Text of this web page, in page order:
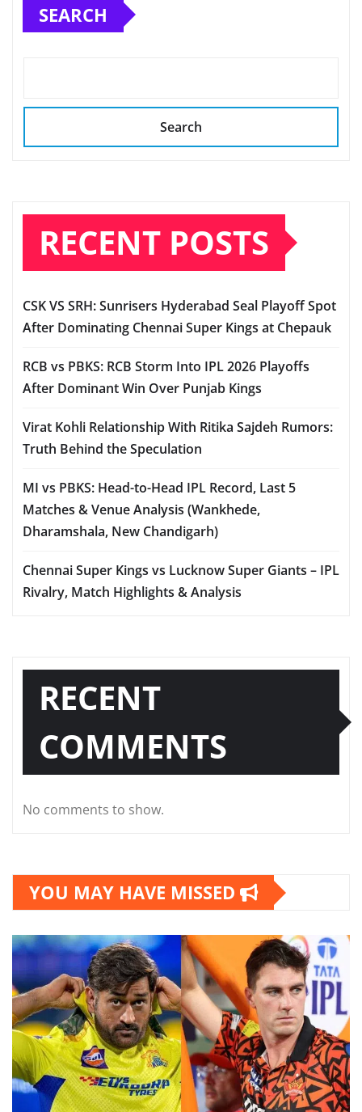
SEARCH
Search
RECENT POSTS
CSK VS SRH: Sunrisers Hyderabad Seal Playoff Spot
After Dominating Chennai Super Kings at Chepauk
RCB vs PBKS: RCB Storm Into IPL 2026 Playoffs
After Dominant Win Over Punjab Kings
Virat Kohli Relationship With Ritika Sajdeh Rumors:
Truth Behind the Speculation
MI vs PBKS: Head-to-Head IPL Record, Last 5
Matches & Venue Analysis (Wankhede,
Dharamshala, New Chandigarh)
Chennai Super Kings vs Lucknow Super Giants – IPL
Rivalry, Match Highlights & Analysis
RECENT
COMMENTS
No comments to show.
YOU MAY HAVE MISSED